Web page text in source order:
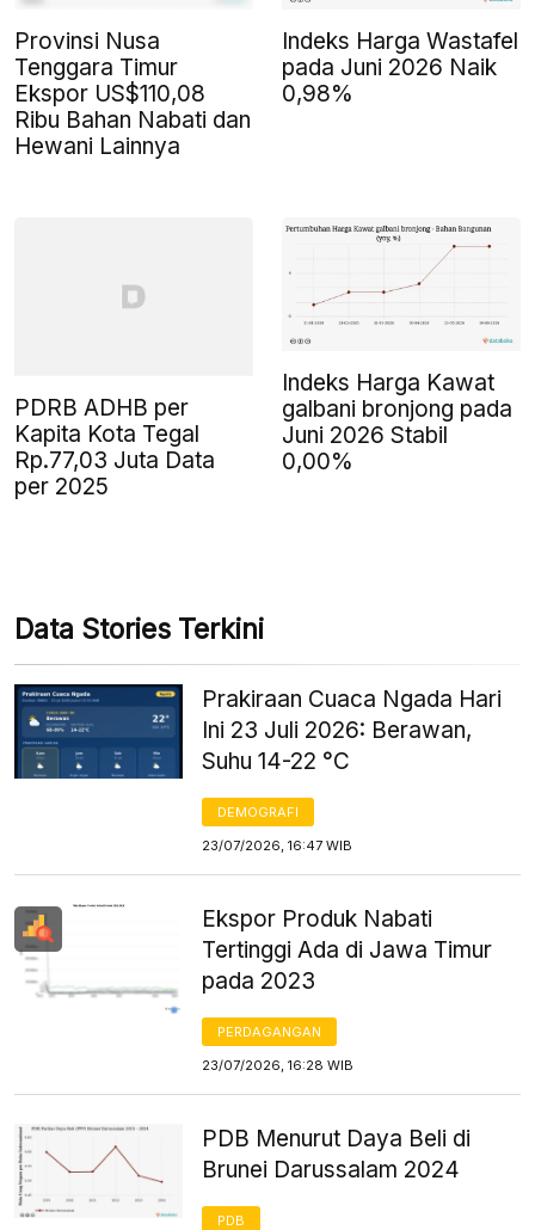
Provinsi Nusa
Tenggara Timur
Ekspor US$110,08
Ribu Bahan Nabati dan
Hewani Lainnya
Indeks Harga Wastafel
pada Juni 2026 Naik
0,98%
PDRB ADHB per
Kapita Kota Tegal
Rp.77,03 Juta Data
per 2025
Indeks Harga Kawat
galbani bronjong pada
Juni 2026 Stabil
0,00%
Data Stories Terkini
Prakiraan Cuaca Ngada Hari
Ini 23 Juli 2026: Berawan,
Suhu 14-22 °C
DEMOGRAFI
23/07/2026, 16:47 WIB
Ekspor Produk Nabati
Tertinggi Ada di Jawa Timur
pada 2023
PERDAGANGAN
23/07/2026, 16:28 WIB
PDB Menurut Daya Beli di
Brunei Darussalam 2024
PDB